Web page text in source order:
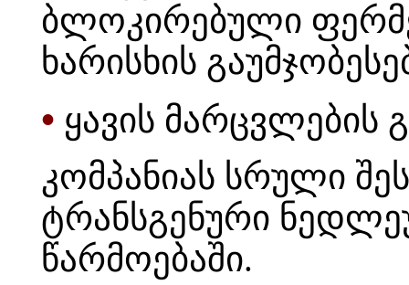
ბლოკირებული
ხარისხის
• ყავის მარცვლების
კომპანიას სრული
ტრანსგენური
წარმოებაში.